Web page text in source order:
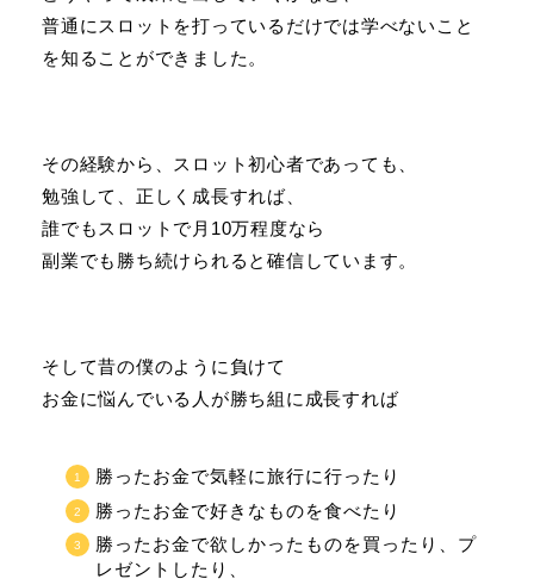
普通にスロットを打っているだけでは学べないこと
を知ることができました。
その経験から、スロット初心者であっても、
勉強して、正しく成長すれば、
誰でもスロットで月10万程度なら
副業でも勝ち続けられると確信しています。
そして昔の僕のように負けて
お金に悩んでいる人が勝ち組に成長すれば
勝ったお金で気軽に旅行に行ったり
勝ったお金で好きなものを食べたり
勝ったお金で欲しかったものを買ったり、プ
レゼントしたり、